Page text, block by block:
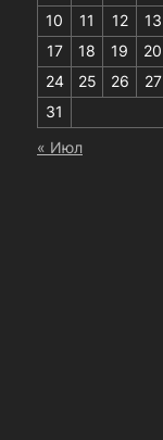
10
11 12 13
17
18 19 20
24
25 26 27
31
« Июл